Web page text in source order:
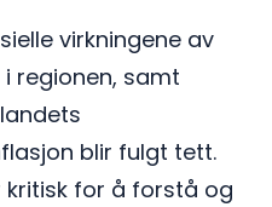
virkningene av
regionen, samt
blir fulgt tett.
kritisk for å forstå og